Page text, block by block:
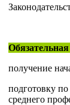
получение
подготовку
среднего